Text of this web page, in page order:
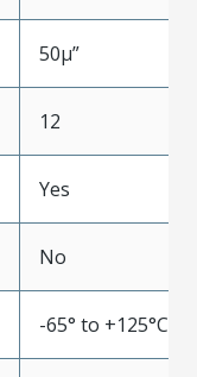
50µ”
12
Yes
No
-65° to +125°C